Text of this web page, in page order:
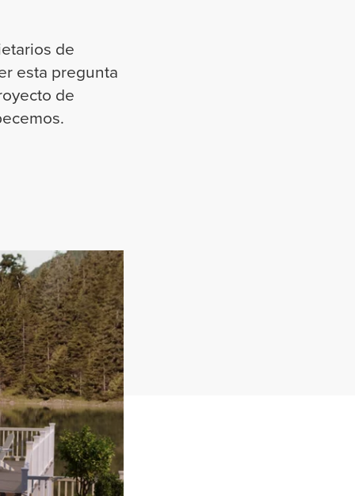
de
esta pregunta
de